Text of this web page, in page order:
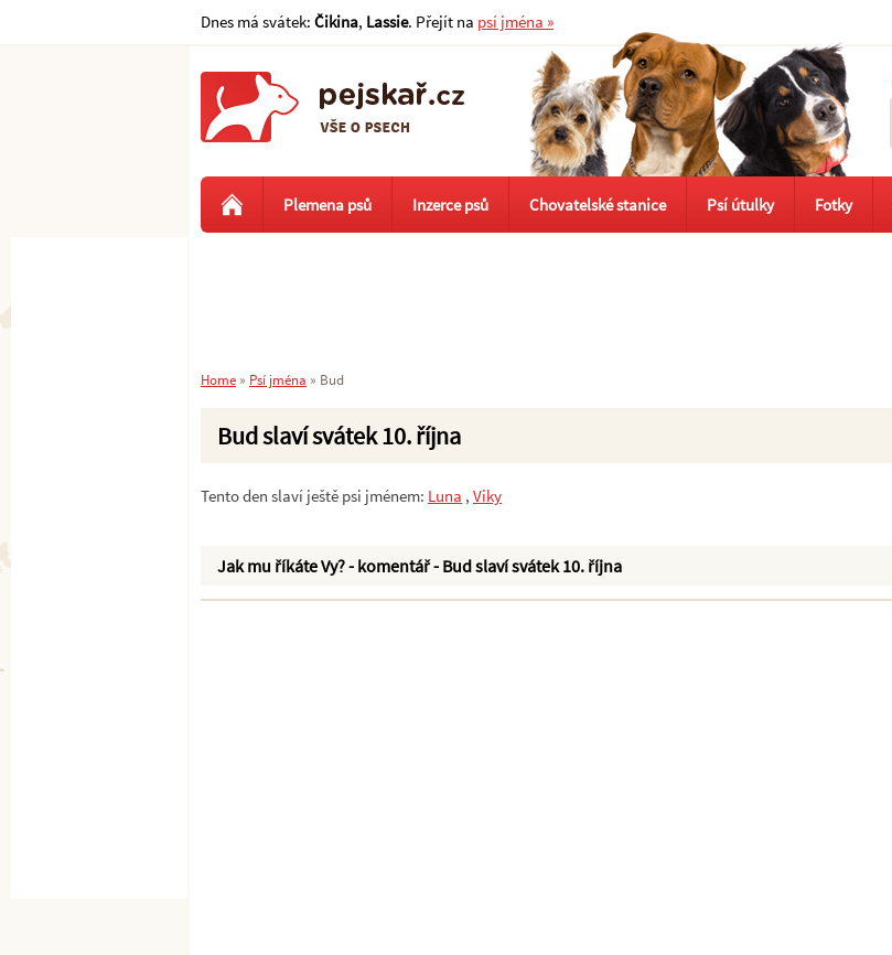
Bud slaví svátek 10. října
Tento den slaví ještě psi jménem: Luna , Viky
Jak mu říkáte Vy? - komentář - Bud slaví svátek 10. října
Plemena psů Inzerce psů Chovatelské stanice Psí útulky Fotky
Home » Psí jména » Bud
Dnes má svátek: Čikina, Lassie. Přejít na psí jména »